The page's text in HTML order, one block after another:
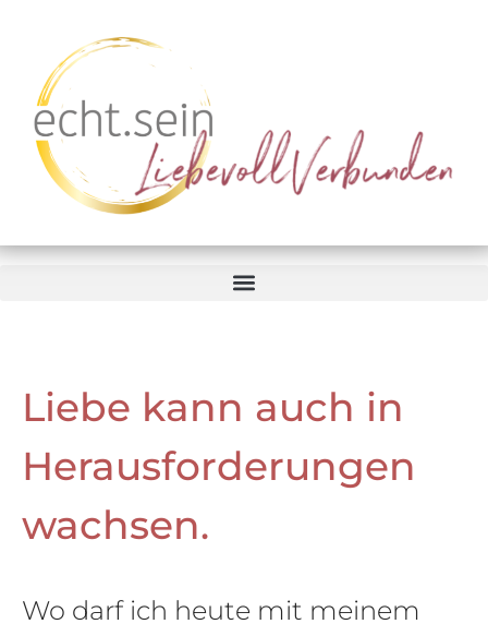
Liebe kann auch in
Herausforderungen
wachsen.
Wo darf ich heute mit meinem